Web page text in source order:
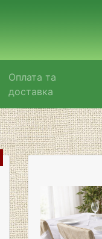
Оплата та
доставка